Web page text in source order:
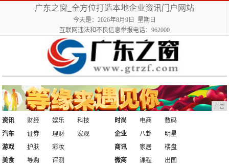
广东之窗_全方位打造本地企业资讯门户网站
今天是：2026年8月9日 星期日
互联网违法和不良信息举报电话：962000
广告
资讯 财经 娱乐
科技
汽车
证券 理财 宏观
时尚 电商
数码
企业
八卦
明星
游戏
护肤
彩妆
美食
导购 评测
商讯 家居
楼盘
微商
课程
出国